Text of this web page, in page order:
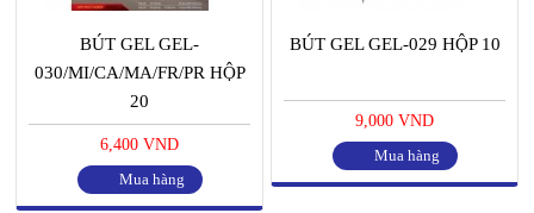
BÚT GEL GEL-
030/MI/CA/MA/FR/PR HỘP
20
6,400 VND
Mua hàng
BÚT GEL GEL-029 HỘP 10
9,000 VND
Mua hàng